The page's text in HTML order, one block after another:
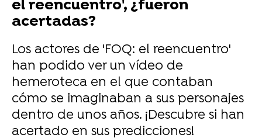
el reencuentro', ¿fueron
acertadas?
Los actores de 'FOQ: el reencuentro'
han podido ver un vídeo de
hemeroteca en el que contaban
cómo se imaginaban a sus personajes
dentro de unos años. ¡Descubre si han
acertado en sus predicciones!